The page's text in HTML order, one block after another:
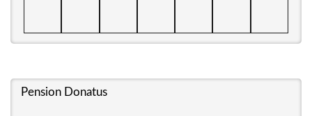
Pension Donatus